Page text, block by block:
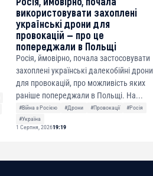
використовувати захоплені
українські дрони для
провокацій — про це
попереджали в Польщі
Росія, ймовірно, почала застосовувати
захоплені українські далекобійні дрони
для провокацій, про можливість яких
раніше попереджали в Польщі. На...
#Війна з Росією #Дрони #Провокації
#Росія
#Україна
1 Серпня, 202619:19